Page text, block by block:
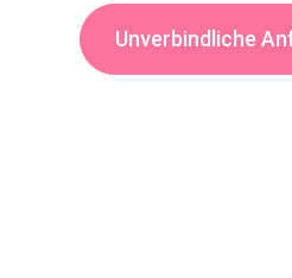
Unverbindliche